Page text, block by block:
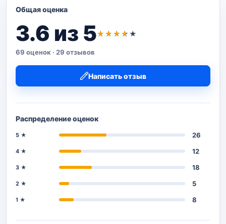
Общая оценка
3.6 из 5★★★★★
69 оценок · 29 отзывов
Написать отзыв
Распределение оценок
5 ★ 26
4 ★ 12
3 ★ 18
2 ★ 5
1 ★ 8